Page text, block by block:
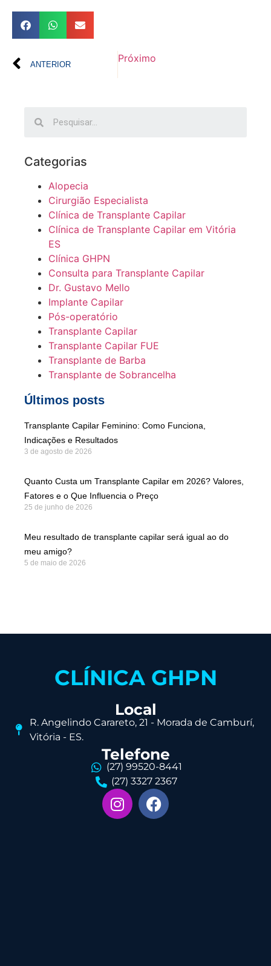
ANTERIOR
Próximo
Categorias
Alopecia
Cirurgião Especialista
Clínica de Transplante Capilar
Clínica de Transplante Capilar em Vitória
ES
Clínica GHPN
Consulta para Transplante Capilar
Dr. Gustavo Mello
Implante Capilar
Pós-operatório
Transplante Capilar
Transplante Capilar FUE
Transplante de Barba
Transplante de Sobrancelha
Últimos posts
Transplante Capilar Feminino: Como Funciona,
Indicações e Resultados
3 de agosto de 2026
Quanto Custa um Transplante Capilar em 2026? Valores,
Fatores e o Que Influencia o Preço
25 de junho de 2026
Meu resultado de transplante capilar será igual ao do
meu amigo?
5 de maio de 2026
CLÍNICA GHPN
Local
R. Angelindo Carareto, 21 - Morada de Camburí,
Vitória - ES.
Telefone
(27) 99520-8441
(27) 3327 2367